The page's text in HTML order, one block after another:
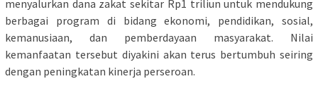
menyalurkan dana zakat sekitar Rp1 triliun untuk mendukung
berbagai program di bidang ekonomi, pendidikan, sosial,
kemanusiaan, dan pemberdayaan masyarakat. Nilai
kemanfaatan tersebut diyakini akan terus bertumbuh seiring
dengan peningkatan kinerja perseroan.